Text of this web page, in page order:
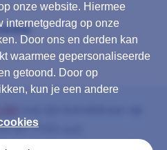
en 17:00 uur)
onze website. Hiermee
internetgedrag op onze
Door ons en derden kan
waarmee gepersonaliseerde
getoond. Door op
kun je een andere